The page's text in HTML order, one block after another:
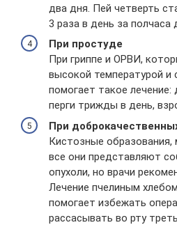
два дня. Пей четверть
3 раза в день за полчаса
При простуде
При гриппе и ОРВИ,
высокой температурой
помогает такое
перги трижды в день,
При
Кистозные
все они представляют
опухоли, но врачи
Лечение пчелиным
помогает избежать
рассасывать во рту